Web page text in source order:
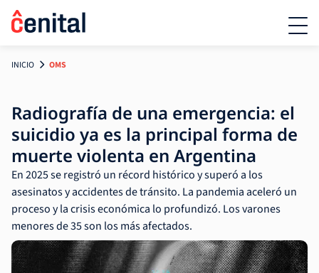
INICIO OMS
Radiografía de una emergencia: el
suicidio ya es la principal forma de
muerte violenta en Argentina
En 2025 se registró un récord histórico y superó a los
asesinatos y accidentes de tránsito. La pandemia aceleró un
proceso y la crisis económica lo profundizó. Los varones
menores de 35 son los más afectados.